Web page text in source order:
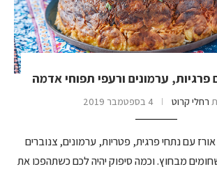
פרגיות, ערמונים ורעפי תפוחי אדמה
רחלי קרוט 4 בספטמבר 2019
עם נתחי פרגית, פטריות, ערמונים, צנוברים
מבחוץ. וכמה סיפוק יהיה לכם כשתהפכו את